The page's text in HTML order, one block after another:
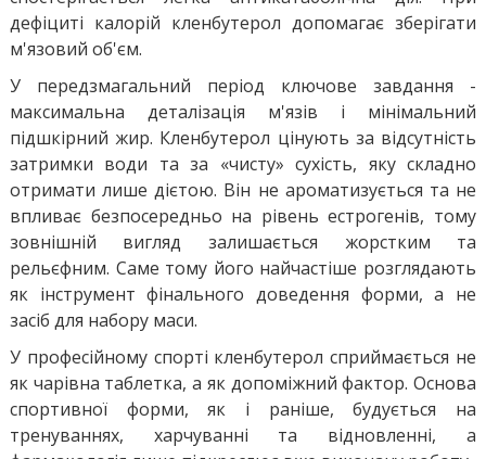
дефіциті калорій кленбутерол допомагає зберігати
м'язовий об'єм.
У передзмагальний період ключове завдання -
максимальна деталізація м'язів і мінімальний
підшкірний жир. Кленбутерол цінують за відсутність
затримки води та за «чисту» сухість, яку складно
отримати лише дієтою. Він не ароматизується та не
впливає безпосередньо на рівень естрогенів, тому
зовнішній вигляд залишається жорстким та
рельєфним. Саме тому його найчастіше розглядають
як інструмент фінального доведення форми, а не
засіб для набору маси.
У професійному спорті кленбутерол сприймається не
як чарівна таблетка, а як допоміжний фактор. Основа
спортивної форми, як і раніше, будується на
тренуваннях, харчуванні та відновленні, а